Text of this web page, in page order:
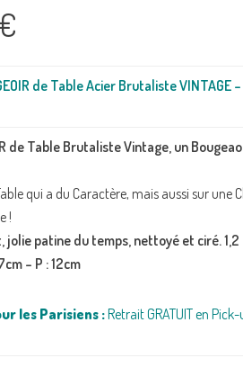
€
de Table Acier Brutaliste VINTAGE
de Table Brutaliste Vintage, un
qui a du Caractère, mais aussi sur une
!
jolie patine du temps, nettoyé et ciré. 1,2
– P : 12cm
les Parisiens :Retrait GRATUIT en